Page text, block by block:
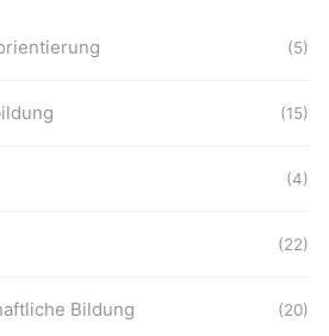
(5)
(15)
(4)
(22)
Bildung (20)